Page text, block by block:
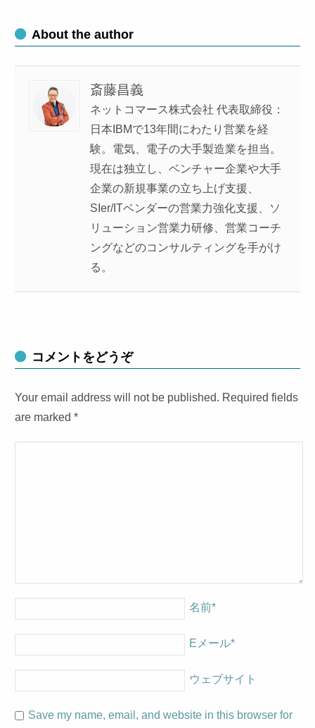
About the author
斎藤昌義
ネットコマース株式会社 代表取締役：
日本IBMで13年間にわたり営業を経
験。電気、電子の大手製造業を担当。
現在は独立し、ベンチャー企業や大手
企業の新規事業の立ち上げ支援、
SIer/ITベンダーの営業力強化支援、ソ
リューション営業力研修、営業コーチ
ングなどのコンサルティングを手がけ
る。
コメントをどうぞ
Your email address will not be published. Required fields
are marked*
名前*
Eメール*
ウェブサイト
Save my name, email, and website in this browser for